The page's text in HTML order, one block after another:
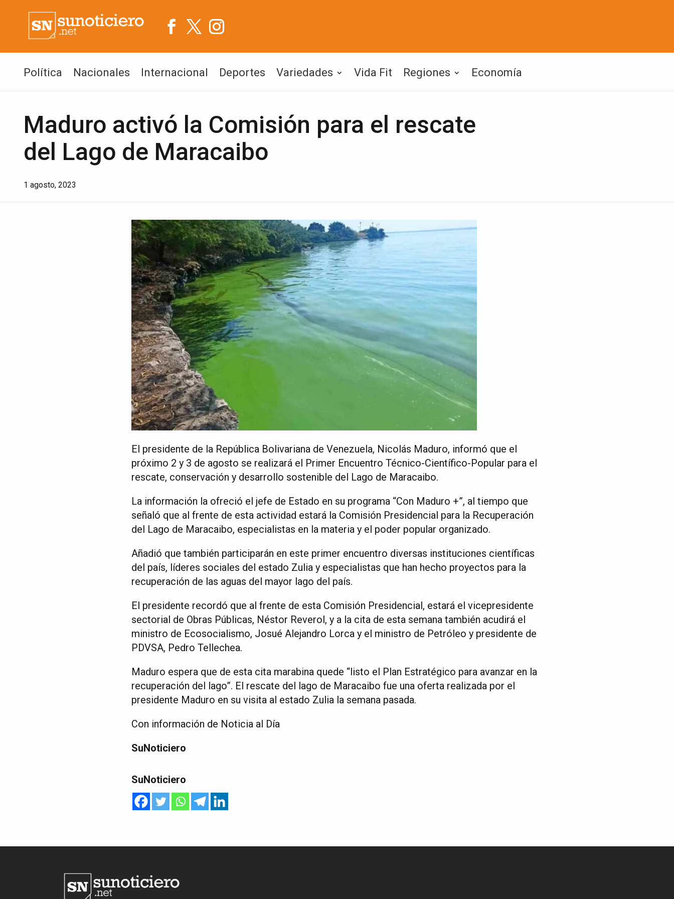
Política Nacionales Internacional Deportes Variedades Vida Fit Regiones Economía
Maduro activó la Comisión para el rescate
del Lago de Maracaibo
1 agosto, 2023
El presidente de la República Bolivariana de Venezuela, Nicolás Maduro, informó que el
próximo 2 y 3 de agosto se realizará el Primer Encuentro Técnico-Científico-Popular para el
rescate, conservación y desarrollo sostenible del Lago de Maracaibo.
La información la ofreció el jefe de Estado en su programa “Con Maduro +”, al tiempo que
señaló que al frente de esta actividad estará la Comisión Presidencial para la Recuperación
del Lago de Maracaibo, especialistas en la materia y el poder popular organizado.
Añadió que también participarán en este primer encuentro diversas instituciones científicas
del país, líderes sociales del estado Zulia y especialistas que han hecho proyectos para la
recuperación de las aguas del mayor lago del país.
El presidente recordó que al frente de esta Comisión Presidencial, estará el vicepresidente
sectorial de Obras Públicas, Néstor Reverol, y a la cita de esta semana también acudirá el
ministro de Ecosocialismo, Josué Alejandro Lorca y el ministro de Petróleo y presidente de
PDVSA, Pedro Tellechea.
Maduro espera que de esta cita marabina quede “listo el Plan Estratégico para avanzar en la
recuperación del lago”. El rescate del lago de Maracaibo fue una oferta realizada por el
presidente Maduro en su visita al estado Zulia la semana pasada.
Con información de Noticia al Día
SuNoticiero
SuNoticiero